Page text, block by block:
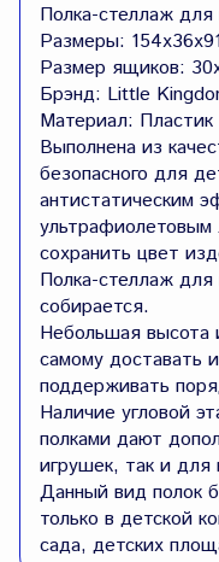
Полка-стеллаж для
Размеры:
Размер ящиков:
Брэнд: Little
Материал: Пластик
Выполнена из
безопасного для
антистатическим
ультрафиолетовым
сохранить цвет
Полка-стеллаж
собирается.
Небольшая высота
самому доставать
поддерживать
Наличие угловой
полками дают
игрушек, так и для
Данный вид полок
только в детской
сада, детских